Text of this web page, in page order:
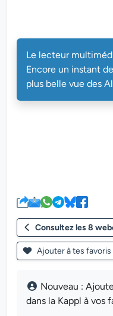
Le lecteur
Encore un instant
plus belle vue des
Consultez les 8
Ajouter à tes favoris
Nouveau :
dans la Kappl à vos